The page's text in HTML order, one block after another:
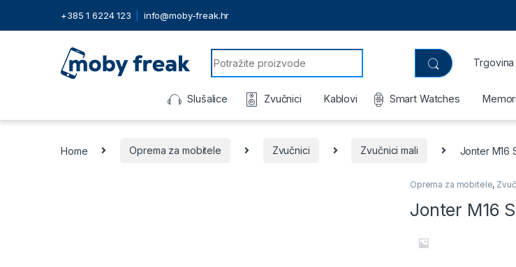
+385 1 6224 123 info@moby-freak.hr
Search for:
Trgovina
Slušalice Zvučnici Kablovi Smart Watches
Home Oprema za mobitele Zvučnici Zvučnici mali Jonter M16
Oprema za mobitele,
Jonter M16